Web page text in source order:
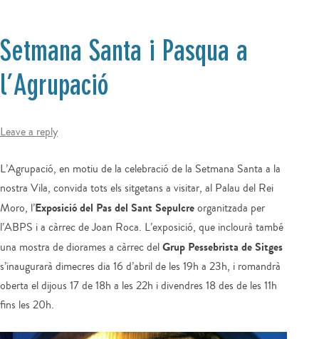
Setmana Santa i Pasqua a
l’Agrupació
Leave a reply
L’Agrupació, en motiu de la celebració de la Setmana Santa a la
nostra Vila, convida tots els sitgetans a visitar, al Palau del Rei
Moro, l’Exposició del Pas del Sant Sepulcreorganitzada per
l’ABPS i a càrrec de Joan Roca. L’exposició, que inclourà també
una mostra de diorames a càrrec delGrup Pessebrista de Sitges
s’inaugurarà dimecres dia 16 d’abril de les 19h a 23h, i romandrà
oberta el dijous 17 de 18h a les 22h i divendres 18 des de les 11h
fins les 20h.